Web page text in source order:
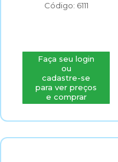
Código: 6111
Faça seu login
ou
cadastre-se
para ver preços
e comprar